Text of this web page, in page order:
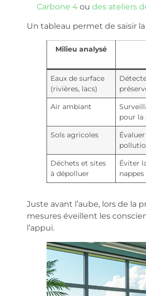
Carbone 4ou des ateliers
Un tableau permet de saisir
Milieu analysé
Eaux de surface
(rivières, lacs)
Air ambiant
pour la
Sols agricoles
Déchets et sites
à dépolluer
Éviter
nappes
Juste avant l’aube, lors de la
mesures éveillent les
l’appui.